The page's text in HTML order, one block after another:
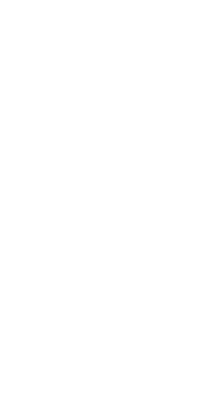
3 см. Це